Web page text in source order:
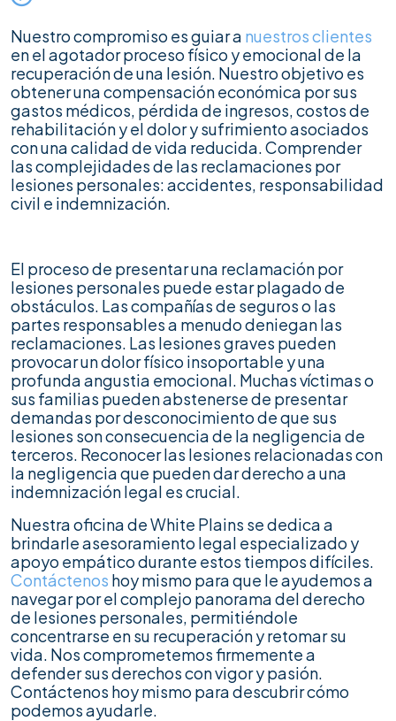
Nuestro compromiso es guiar a nuestros clientes
en el agotador proceso físico y emocional de la
recuperación de una lesión. Nuestro objetivo es
obtener una compensación económica por sus
gastos médicos, pérdida de ingresos, costos de
rehabilitación y el dolor y sufrimiento asociados
con una calidad de vida reducida. Comprender
las complejidades de las reclamaciones por
lesiones personales: accidentes, responsabilidad
civil e indemnización.
El proceso de presentar una reclamación por
lesiones personales puede estar plagado de
obstáculos. Las compañías de seguros o las
partes responsables a menudo deniegan las
reclamaciones. Las lesiones graves pueden
provocar un dolor físico insoportable y una
profunda angustia emocional. Muchas víctimas o
sus familias pueden abstenerse de presentar
demandas por desconocimiento de que sus
lesiones son consecuencia de la negligencia de
terceros. Reconocer las lesiones relacionadas con
la negligencia que pueden dar derecho a una
indemnización legal es crucial.
Nuestra oficina de White Plains se dedica a
brindarle asesoramiento legal especializado y
apoyo empático durante estos tiempos difíciles.
Contáctenos hoy mismo para que le ayudemos a
navegar por el complejo panorama del derecho
de lesiones personales, permitiéndole
concentrarse en su recuperación y retomar su
vida. Nos comprometemos firmemente a
defender sus derechos con vigor y pasión.
Contáctenos hoy mismo para descubrir cómo
podemos ayudarle.